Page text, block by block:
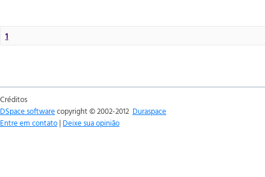
1
Créditos
DSpace softwarecopyright © 2002-2012 Duraspace
Entre em contato | Deixe sua opinião